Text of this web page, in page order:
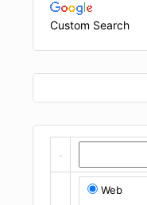
Custom Search
Web